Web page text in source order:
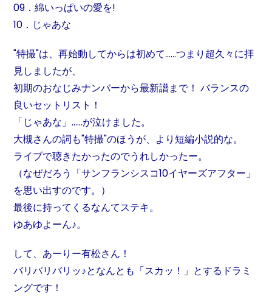
09．綿いっぱいの愛を!
10．じゃあな
"特撮"は、再始動してからは初めて……つまり超久々に拝
見しましたが、
初期のおなじみナンバーから最新譜まで！ バランスの
良いセットリスト！
「じゃあな」……が泣けました。
大槻さんの詞も"特撮"のほうが、より短編小説的な。
ライブで聴きたかったのでうれしかったー。
（なぜだろう「サンフランシスコ10イヤーズアフター」
を思い出すのです。）
最後に持ってくるなんてステキ。
ゆあゆよーん♪。
して、あーりー有松さん！
バリバリバリッ♪となんとも「スカッ！」とするドラミ
ングです！